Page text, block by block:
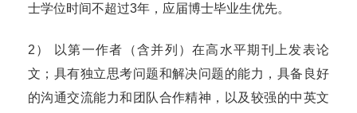
士学位时间不超过3年，应届博士毕业生优先。
2） 以第一作者（含并列）在高水平期刊上发表论
文；具有独立思考问题和解决问题的能力，具备良好
的沟通交流能力和团队合作精神，以及较强的中英文